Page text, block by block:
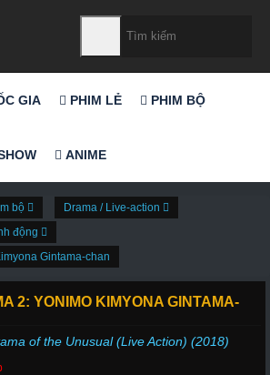
GIA PHIM LẺ PHIM BỘ
ANIME
bộ
Drama / Live-action
động
Gintama-chan
2: YONIMO KIMYONA GINTAMA-
of the Unusual (Live Action) (2018)